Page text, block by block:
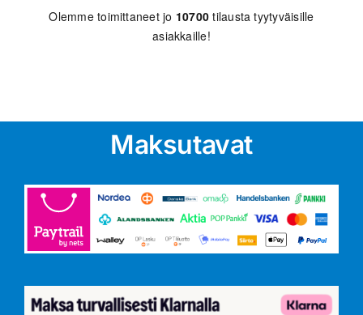
Olemme toimittaneet jo 10700 tilausta tyytyväisille
asiakkaille!
Maksutavat